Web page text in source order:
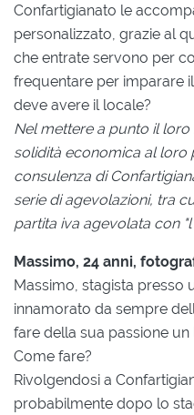
Confartigianato le
personalizzato, grazie al
che entrate servono per
frequentare per imparare
deve avere il locale?
Nel mettere a punto il
solidità economica al loro
consulenza di
serie di agevolazioni, tra
partita iva agevolata con
Massimo, 24 anni,
Massimo, stagista presso
innamorato da sempre
fare della sua passione
Come fare?
Rivolgendosi a
probabilmente dopo lo